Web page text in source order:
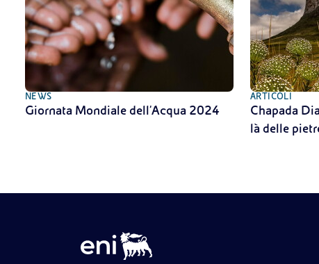
NEWS
Giornata Mondiale dell'Acqua 2024
ARTICOLI
Chapada
là delle